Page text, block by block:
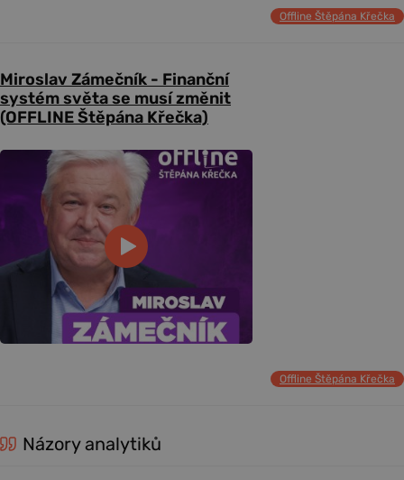
Offline Štěpána Křečka
Miroslav Zámečník - Finanční
systém světa se musí změnit
(OFFLINE Štěpána Křečka)
Offline Štěpána Křečka
Názory analytiků